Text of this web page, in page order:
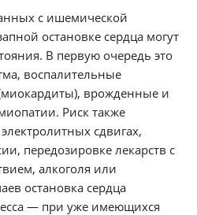
с ишемической
остановке сердца могут
В первую очередь это
воспалительные
врожденные и
Риск также
сдвигах,
передозировке лекарств с
алкоголя или
остановка сердца
— при уже имеющихся